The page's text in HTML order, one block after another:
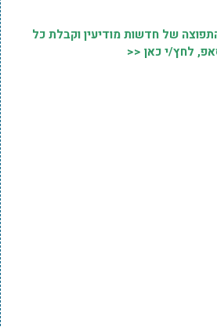
של חדשות מודיעין וקבלת כל
לחץ/י כאן <<